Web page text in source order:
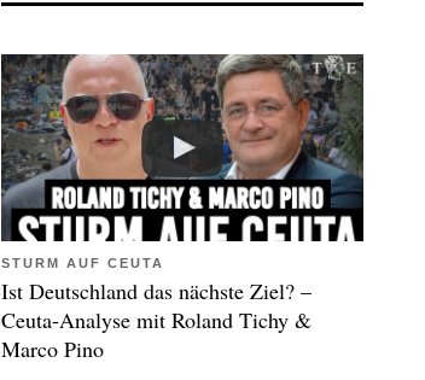
STURM AUF CEUTA
Ist Deutschland das nächste Ziel? –
Ceuta-Analyse mit Roland Tichy &
Marco Pino